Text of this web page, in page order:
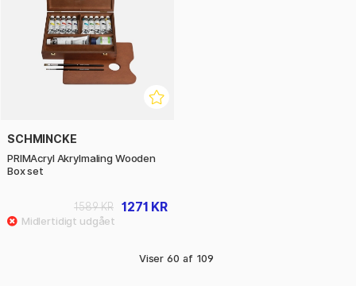
SCHMINCKE
PRIMAcryl Akrylmaling Wooden
Box set
1271 KR
1589 KR
Viser 60 af 109